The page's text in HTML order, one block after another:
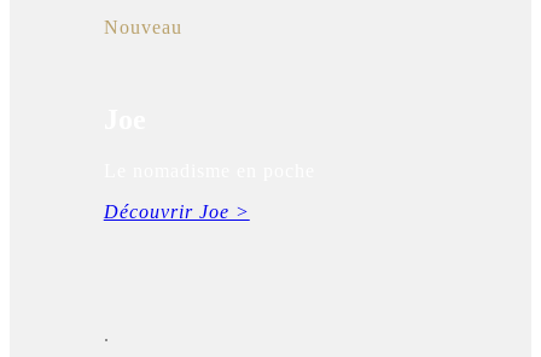
Nouveau
Découvrir Joe >
.